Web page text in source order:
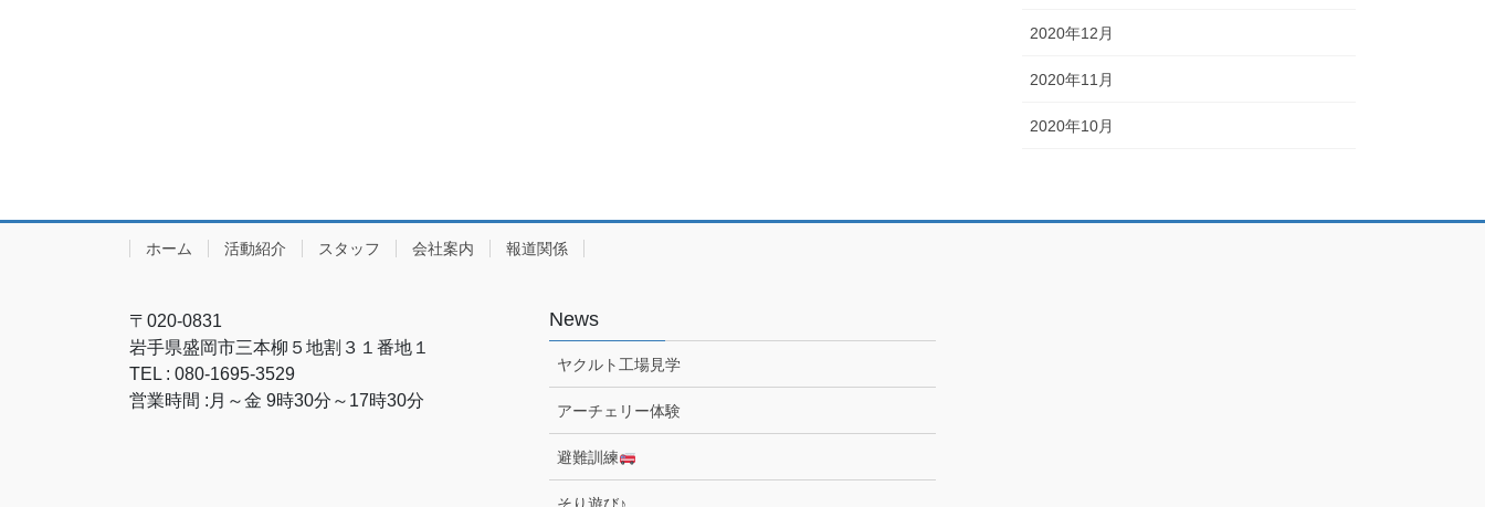
2020年12月
2020年11月
2020年10月
ホーム 活動紹介 スタッフ 会社案内 報道関係
〒020-0831
岩手県盛岡市三本柳５地割３１番地１
TEL : 080-1695-3529
営業時間 :月～金 9時30分～17時30分
News
ヤクルト工場見学
アーチェリー体験
避難訓練